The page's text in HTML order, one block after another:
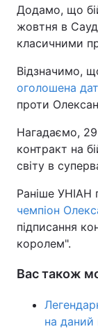
Додамо, що
жовтня в
класичними
Відзначимо,
оголошена
проти
Нагадаємо,
контракт на
світу в
Раніше УНІАН
чемпіон
підписання
королем".
Вас також
на даний